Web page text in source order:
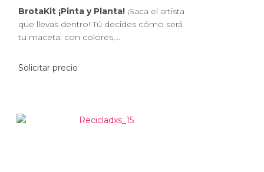
BrotaKit ¡Pinta y Planta! ¡Saca el artista
que llevas dentro! Tú decides cómo será
tu maceta: con colores,...
Solicitar precio